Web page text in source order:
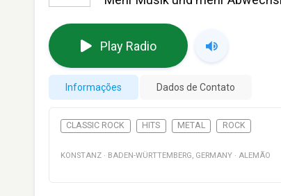
Play Radio
Informações Dados de Contato
CLASSIC ROCK HITS METAL ROCK
KONSTANZ · BADEN-WÜRTTEMBERG, GERMANY · ALEMÃO